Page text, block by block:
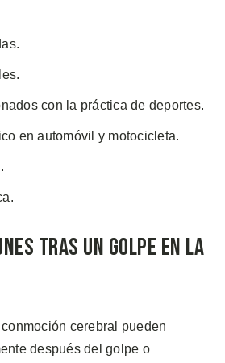
con la práctica de deportes.
en automóvil y motocicleta.
Tras un Golpe en la
cerebral pueden
después del golpe o